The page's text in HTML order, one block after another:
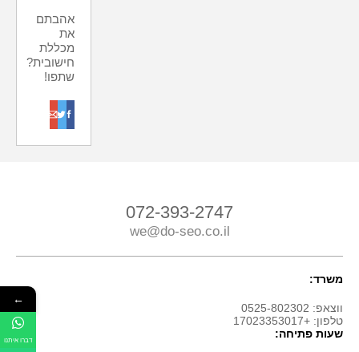
אהבתם
את
מכללת
חישובית?
שתפו!
f
t
o
072-393-2747
we@do-seo.co.il
משרד:
ווצאפ: 0525-802302
טלפון: +17023353017
שעות פתיחה:
←
דברו איתנו